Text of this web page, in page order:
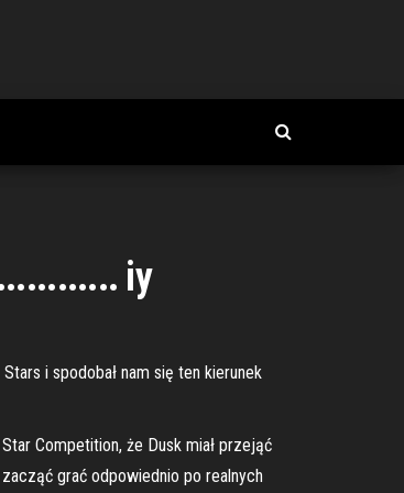
iy
i spodobał nam się ten kierunek
Competition, że Dusk miał przejąć
grać odpowiednio po realnych